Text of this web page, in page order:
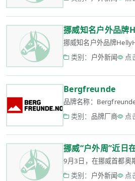
挪威知名户外品牌
挪威知名户外品牌
类别： 户外新闻 点
Bergfreunde
品牌名称：
类别： 品牌厂商 点
挪威“户外周”近日
9月3日，在挪威首都奥
类别： 户外新闻 点